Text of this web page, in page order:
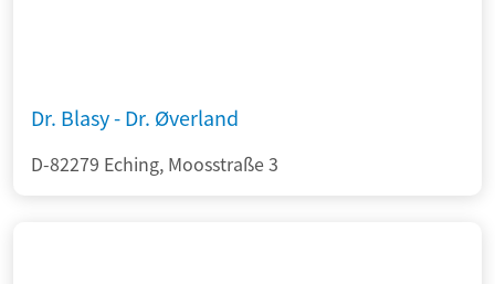
Dr. Blasy - Dr. Øverland
D-82279 Eching, Moosstraße 3